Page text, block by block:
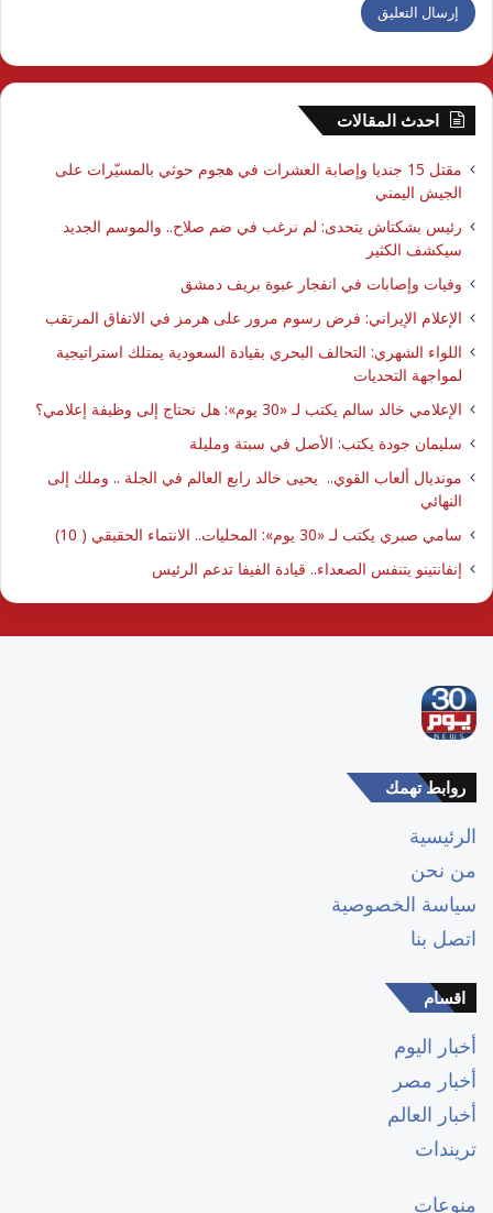
احدث المقالات
مقتل 15 جنديا وإصابة العشرات في هجوم حوثي بالمسيّرات على
الجيش اليمني
رئيس بشكتاش يتحدى: لم نرغب في ضم صلاح.. والموسم الجديد
سيكشف الكثير
وفيات وإصابات في انفجار عبوة بريف دمشق
الإعلام الإيراني: فرض رسوم مرور على هرمز في الاتفاق المرتقب
اللواء الشهري: التحالف البحري بقيادة السعودية يمتلك استراتيجية
لمواجهة التحديات
الإعلامي خالد سالم يكتب لـ «30 يوم»: هل نحتاج إلى وظيفة إعلامي؟
سليمان جودة يكتب: الأصل في سبتة ومليلة
مونديال ألعاب القوي.. يحيى خالد رابع العالم في الجلة .. وملك إلى
النهائي
سامي صبري يكتب لـ «30 يوم»: المحليات.. الانتماء الحقيقي ( 10)
إنفانتينو يتنفس الصعداء.. قيادة الفيفا تدعم الرئيس
روابط تهمك
الرئيسية
من نحن
سياسة الخصوصية
اتصل بنا
اقسام
أخبار اليوم
أخبار مصر
أخبار العالم
تريندات
منوعات